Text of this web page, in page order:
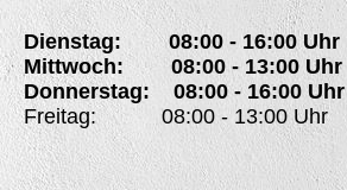
Dienstag: 08:00 - 16:00 Uhr
Mittwoch: 08:00 - 13:00 Uhr
Donnerstag: 08:00 - 16:00 Uhr
Freitag: 08:00 - 13:00 Uhr